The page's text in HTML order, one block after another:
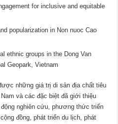
for inclusive and equitable
popularization in Non nuoc Cao
ethnic groups in the Dong Van
Geopark, Vietnam
những giá trị di sản địa chất tiêu
và các đặc biệt đã giới thiệu
nghiên cứu, phương thức triển
đồng, phát triển du lịch, phát